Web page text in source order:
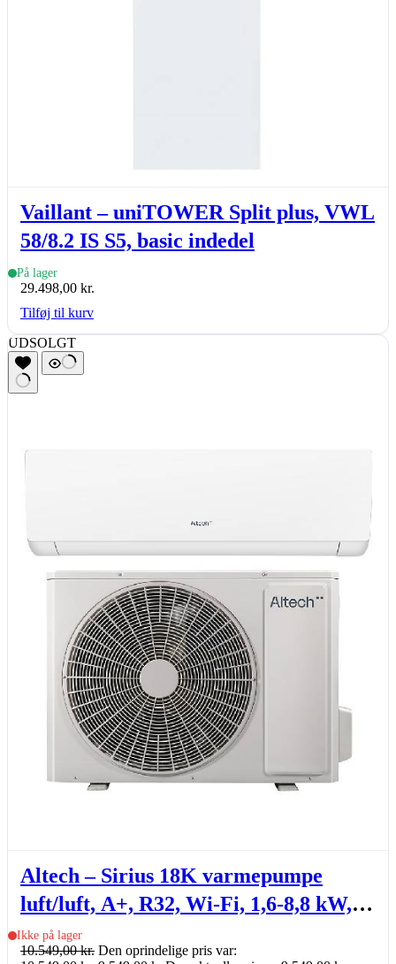
Vaillant – uniTOWER Split plus, VWL
58/8.2 IS S5, basic indedel
På lager
29.498,00 kr.
Tilføj til kurv
UDSOLGT
Altech – Sirius 18K varmepumpe
luft/luft, A+, R32, Wi-Fi, 1,6-8,8 kW,
3.0, sæt (inde- & udedel.)
Ikke på lager
10.549,00kr. Den oprindelige pris var: